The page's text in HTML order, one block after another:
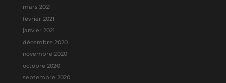
mars 2021
février 2021
janvier 2021
décembre 2020
novembre 2020
octobre 2020
septembre 2020